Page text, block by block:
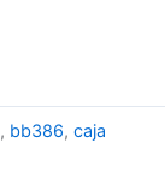
, bb386, caja